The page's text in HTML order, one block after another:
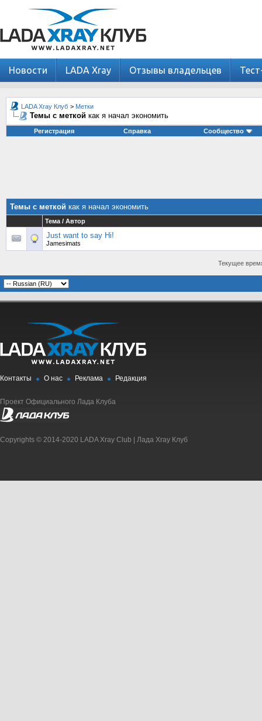
Новости LADA Xray Отзывы владельцев
LADA Xray Клуб > Метки
Темы с меткой как я начал экономить
Регистрация Справка Сообщество
Темы с меткой как я начал экономить
Тема / Автор
Just want to say Hi!
Jamesimats
Текущее
Контакты О нас Реклама Редакция
Проект Официального Лада Клуба
Copyrights © 2014-2020 LADA Xray Club | Лада Xray Клуб